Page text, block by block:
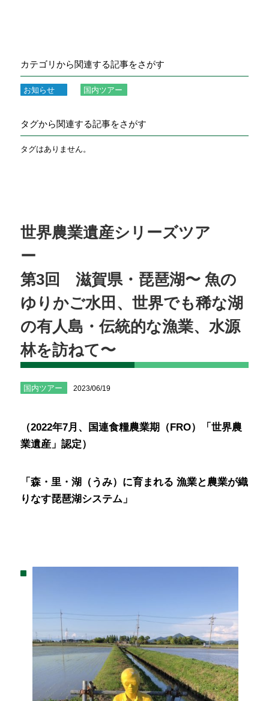
カテゴリから関連する記事をさがす
お知らせ 国内ツアー
タグから関連する記事をさがす
タグはありません。
世界農業遺産シリーズツア
第3回 滋賀県・琵琶湖〜 魚の
ゆりかご水田、世界でも稀な湖
の有人島・伝統的な漁業、水源
林を訪ねて〜
国内ツアー 2023/06/19
（2022年7月、国連食糧農業期（FRO）「世界農
業遺産」認定）
「森・里・湖（うみ）に育まれる 漁業と農業が織
りなす琵琶湖システム」